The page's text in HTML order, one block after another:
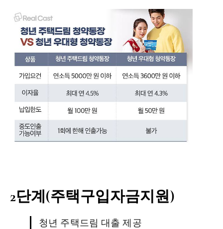
2단계(주택구입자금지원)
청년 주택드림 대출 제공